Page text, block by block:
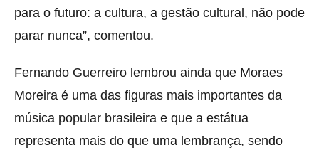
para o futuro: a cultura, a gestão cultural, não pode
parar nunca”, comentou.
Fernando Guerreiro lembrou ainda que Moraes
Moreira é uma das figuras mais importantes da
música popular brasileira e que a estátua
representa mais do que uma lembrança, sendo